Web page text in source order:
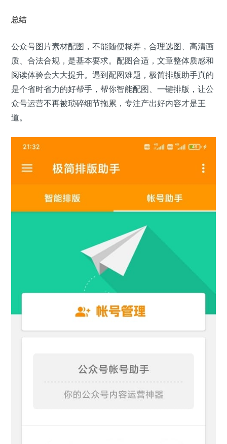
总结
公众号图片素材配图，不能随便糊弄，合理选图、高清画
质、合法合规，是基本要求。配图合适，文章整体质感和
阅读体验会大大提升。遇到配图难题，极简排版助手真的
是个省时省力的好帮手，帮你智能配图、一键排版，让公
众号运营不再被琐碎细节拖累，专注产出好内容才是王
道。